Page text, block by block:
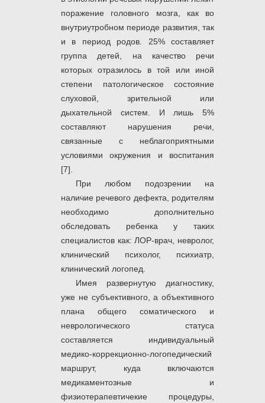
поражение головного мозга, как во
внутриутробном периоде развития, так
и в период родов. 25% составляет
группа детей, на качество речи
которых отразилось в той или иной
степени патологическое состояние
слуховой, зрительной или
дыхательной систем. И лишь 5%
составляют нарушения речи,
связанные с неблагоприятными
условиями окружения и воспитания
[7].
При любом подозрении на
наличие речевого дефекта, родителям
необходимо дополнительно
обследовать ребенка у таких
специалистов как: ЛОР-врач, невролог,
клинический психолог, психиатр,
клинический логопед.
Имея развернутую диагностику,
уже не субъективного, а объективного
плана общего соматического и
неврологического статуса
составляется индивидуальный
медико-коррекционно-логопедический
маршрут, куда включаются
медикаментозные и
физиотерапевтичекие процедуры,